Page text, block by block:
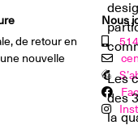
Les
des
la
de retour en
nouvelle
Nous